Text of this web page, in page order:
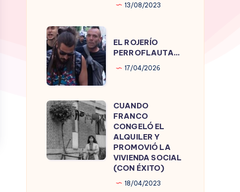
FUNCIONES.
13/08/2023
EL
ROJERÍO
PERROFLAUTA…
EL ROJERÍO
PERROFLAUTA…
17/04/2026
CUANDO
FRANCO
CONGELÓ
EL
ALQUILER
CUANDO
FRANCO
CONGELÓ EL
ALQUILER Y
PROMOVIÓ LA
VIVIENDA SOCIAL
(CON ÉXITO)
18/04/2023